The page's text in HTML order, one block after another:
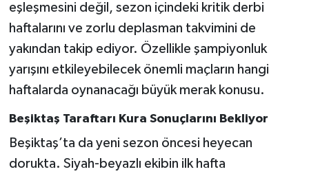
eşleşmesini değil, sezon içindeki kritik derbi
haftalarını ve zorlu deplasman takvimini de
yakından takip ediyor. Özellikle şampiyonluk
yarışını etkileyebilecek önemli maçların hangi
haftalarda oynanacağı büyük merak konusu.
Beşiktaş Taraftarı Kura Sonuçlarını Bekliyor
Beşiktaş’ta da yeni sezon öncesi heyecan
dorukta. Siyah-beyazlı ekibin ilk hafta